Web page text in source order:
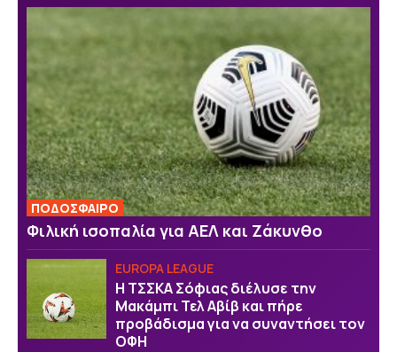
ΠΟΔΟΣΦΑΙΡΟ
Φιλική ισοπαλία για ΑΕΛ και Ζάκυνθο
EUROPA LEAGUE
Η ΤΣΣΚΑ Σόφιας διέλυσε την
Μακάμπι Τελ Αβίβ και πήρε
προβάδισμα για να συναντήσει τον
ΟΦΗ